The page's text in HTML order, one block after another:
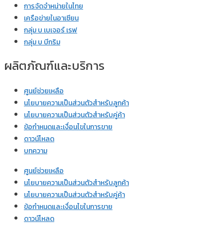
การจัดจำหน่ายในไทย
เครือข่ายในอาเซียน
กลุ่ม บ เบเจอร์ เรฟ
กลุ่ม บ บีกริม
ผลิตภัณฑ์และบริการ
ศูนย์ช่วยเหลือ
นโยบายความเป็นส่วนตัวสำหรับลูกค้า
นโยบายความเป็นส่วนตัวสำหรับคู่ค้า
ข้อกำหนดและเงื่อนไขในการขาย
ดาวน์โหลด
บทความ
ศูนย์ช่วยเหลือ
นโยบายความเป็นส่วนตัวสำหรับลูกค้า
นโยบายความเป็นส่วนตัวสำหรับคู่ค้า
ข้อกำหนดและเงื่อนไขในการขาย
ดาวน์โหลด